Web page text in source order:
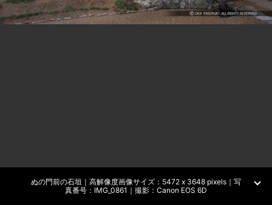
ぬの門前の石垣｜高解像度画像サイズ：5472 x 3648 pixels｜写
真番号：IMG_0861｜撮影：Canon EOS 6D